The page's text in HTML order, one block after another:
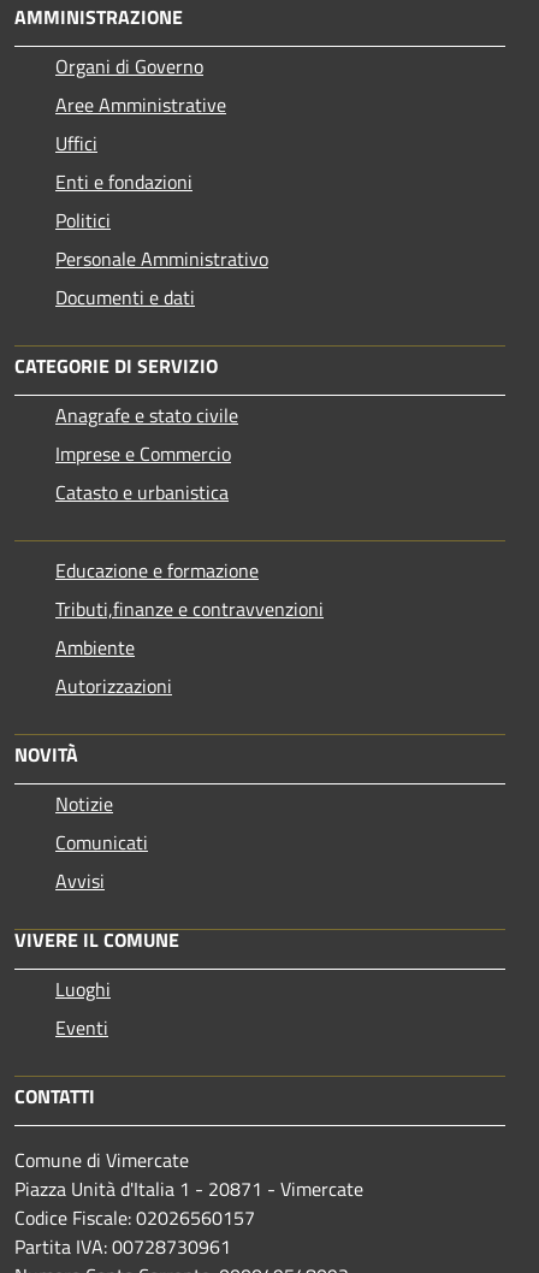
AMMINISTRAZIONE
Organi di Governo
Aree Amministrative
Uffici
Enti e fondazioni
Politici
Personale Amministrativo
Documenti e dati
CATEGORIE DI SERVIZIO
Anagrafe e stato civile
Imprese e Commercio
Catasto e urbanistica
Educazione e formazione
Tributi,finanze e contravvenzioni
Ambiente
Autorizzazioni
NOVITÀ
Notizie
Comunicati
Avvisi
VIVERE IL COMUNE
Luoghi
Eventi
CONTATTI
Comune di Vimercate
Piazza Unità d'Italia 1 - 20871 - Vimercate
Codice Fiscale: 02026560157
Partita IVA: 00728730961